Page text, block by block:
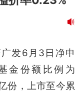
发6月3日净申
金份额比例为
份，上市至今累